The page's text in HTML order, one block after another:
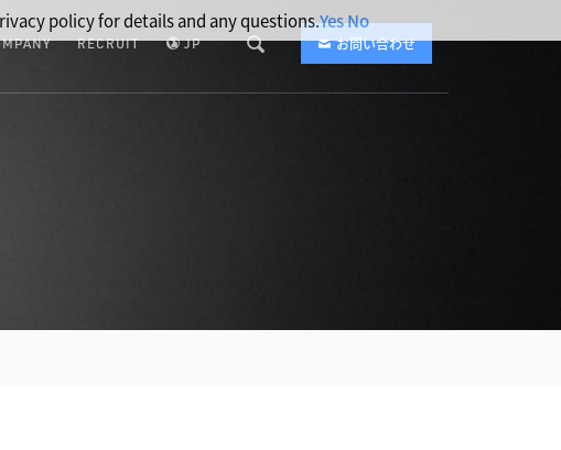
お問い合わせ
RECRUIT JP
policy for details and any questions.YesNo